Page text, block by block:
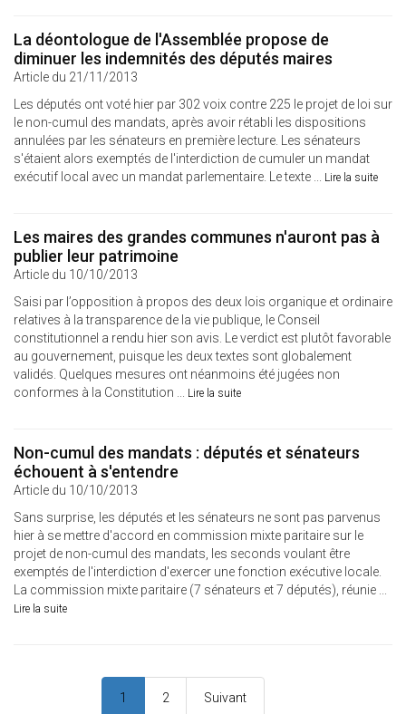
La déontologue de l'Assemblée propose de
diminuer les indemnités des députés maires
Article du 21/11/2013
Les députés ont voté hier par 302 voix contre 225 le projet de loi sur
le non-cumul des mandats, après avoir rétabli les dispositions
annulées par les sénateurs en première lecture. Les sénateurs
s'étaient alors exemptés de l'interdiction de cumuler un mandat
exécutif local avec un mandat parlementaire. Le texte ... Lire la suite
Les maires des grandes communes n'auront pas à
publier leur patrimoine
Article du 10/10/2013
Saisi par l’opposition à propos des deux lois organique et ordinaire
relatives à la transparence de la vie publique, le Conseil
constitutionnel a rendu hier son avis. Le verdict est plutôt favorable
au gouvernement, puisque les deux textes sont globalement
validés. Quelques mesures ont néanmoins été jugées non
conformes à la Constitution ... Lire la suite
Non-cumul des mandats : députés et sénateurs
échouent à s'entendre
Article du 10/10/2013
Sans surprise, les députés et les sénateurs ne sont pas parvenus
hier à se mettre d'accord en commission mixte paritaire sur le
projet de non-cumul des mandats, les seconds voulant être
exemptés de l'interdiction d'exercer une fonction exécutive locale.
La commission mixte paritaire (7 sénateurs et 7 députés), réunie ...
Lire la suite
1 2 Suivant